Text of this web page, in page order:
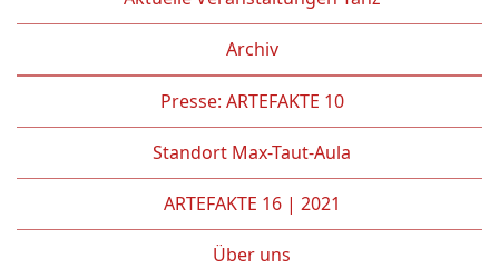
Archiv
Presse: ARTEFAKTE 10
Standort Max-Taut-Aula
ARTEFAKTE 16 | 2021
Über uns